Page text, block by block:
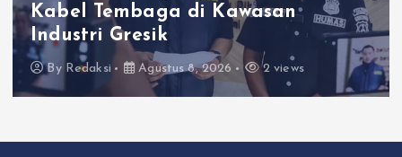
Kabel Tembaga di Kawasan
Industri Gresik
By Redaksi Agustus 8, 2026 2 views